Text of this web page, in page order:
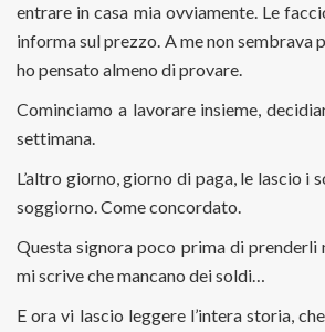
entrare in casa mia ovviamente. Le
informa sul prezzo. A me non sembrava
ho pensato almeno di provare.
Cominciamo a lavorare insieme,
settimana.
L’altro giorno, giorno di paga, le lascio i
soggiorno. Come concordato.
Questa signora poco prima di prenderli
mi scrive che mancano dei soldi…
E ora vi lascio leggere l’intera storia,